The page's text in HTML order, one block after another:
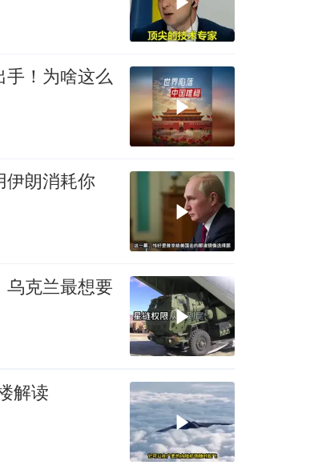
手！为啥这么
伊朗消耗你
乌克兰最想要
解读